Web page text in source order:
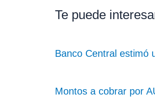
Te puede
Banco Central estimó
Montos a cobrar por